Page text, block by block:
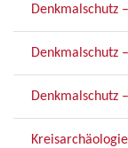
Denkmalschutz
Denkmalschutz
Denkmalschutz
Kreisarchäologie